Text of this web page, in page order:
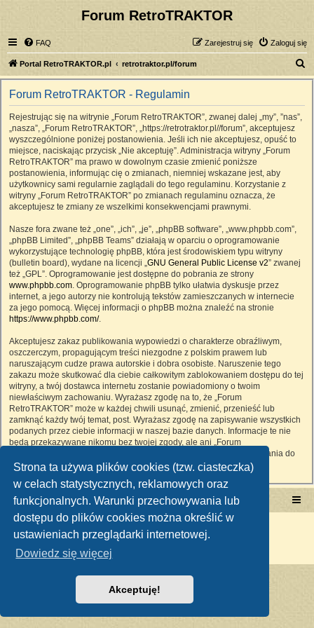
Strona ta używa plików cookies (tzw. ciasteczka)
w celach statystycznych, reklamowych oraz
funkcjonalnych. Warunki przechowywania lub
dostępu do plików cookies można określić w
ustawieniach przeglądarki internetowej.
Dowiedz się więcej
Akceptuję!
Forum RetroTRAKTOR
FAQ Zaloguj się
Zarejestruj się
Portal RetroTRAKTOR.pl retrotraktor.pl/forum
z
Forum RetroTRAKTOR - Regulamin
Rejestrując się na witrynie „Forum RetroTRAKTOR”, zwanej dalej „my”, ”nas”,
„nasza”, „Forum RetroTRAKTOR”, „https://retrotraktor.pl//forum”, akceptujesz
wyszczególnione poniżej postanowienia. Jeśli ich nie akceptujesz, opuść to
miejsce, naciskając przycisk „Nie akceptuję”. Administracja witryny „Forum
RetroTRAKTOR” ma prawo w dowolnym czasie zmienić poniższe
postanowienia, informując cię o zmianach, niemniej wskazane jest, aby
użytkownicy sami regularnie zaglądali do tego regulaminu. Korzystanie z
witryny „Forum RetroTRAKTOR” po zmianach regulaminu oznacza, że
akceptujesz te zmiany ze wszelkimi konsekwencjami prawnymi.
Nasze fora zwane też „one”, „ich”, „je”, „phpBB software”, „www.phpbb.com”,
„phpBB Limited”, „phpBB Teams” działają w oparciu o oprogramowanie
wykorzystujące technologię phpBB, która jest środowiskiem typu witryny
(bulletin board), wydane na licencji „GNU General Public License v2” zwanej
też „GPL”. Oprogramowanie jest dostępne do pobrania ze strony
www.phpbb.com. Oprogramowanie phpBB tylko ułatwia dyskusje przez
internet, a jego autorzy nie kontrolują tekstów zamieszczanych w internecie
za jego pomocą. Więcej informacji o phpBB można znaleźć na stronie
https://www.phpbb.com/.
Akceptujesz zakaz publikowania wypowiedzi o charakterze obraźliwym,
oszczerczym, propagującym treści niezgodne z polskim prawem lub
naruszającym cudze prawa autorskie i dobra osobiste. Naruszenie tego
zakazu może skutkować dla ciebie całkowitym zablokowaniem dostępu do tej
witryny, a twój dostawca internetu zostanie powiadomiony o twoim
niewłaściwym zachowaniu. Wyrażasz zgodę na to, że „Forum
RetroTRAKTOR” może w każdej chwili usunąć, zmienić, przenieść lub
zamknąć każdy twój temat, post. Wyrażasz zgodę na zapisywanie wszystkich
podanych przez ciebie informacji w naszej bazie danych. Informacje te nie
będą przekazywane nikomu bez twojej zgody, ale ani „Forum
RetroTRAKTOR”, ani phpBB nie ponosi odpowiedzialności za włamania do
witryny, podczas których może dojść do kradzieży danych.
Portal RetroTRAKTOR.pl retrotraktor.pl/forum
Technologię dostarcza
Polski pakiet językowy dostarczaphpBB.pl
Zasady ochrony danych osobowych